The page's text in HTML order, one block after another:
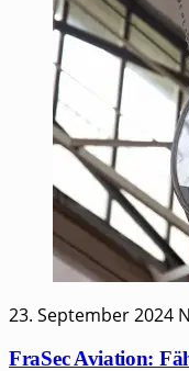
23. September 2024
FraSec Aviation: